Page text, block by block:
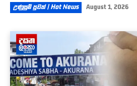
උණුසුම් පුවත් | Hot News August 1, 2026